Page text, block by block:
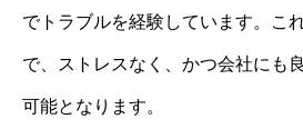
でトラブルを経験しています。こ
で、ストレスなく、かつ会社にも
可能となります。